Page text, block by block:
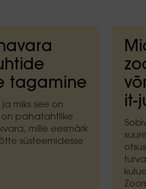
tagamine
miks see on
on pahatahtlike
mille eesmärk
süsteemidesse
it-